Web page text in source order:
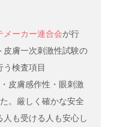
ーカー連合会が行
皮膚一次刺激性試験の
検査項目
皮膚感作性・眼刺激
。厳しく確かな安全
も受ける人も安心し